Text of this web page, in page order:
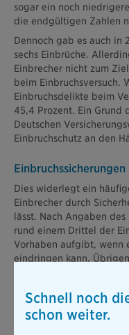
sogar ein noch
die endgültigen Zahlen
Dennoch gab es auch in
sechs Einbrüche.
Einbrecher nicht zum
beim Einbruchsversuch.
Einbruchsdelikte beim
45,4 Prozent. Ein Grund
Deutschen
Einbruchschutz an den
Dies widerlegt ein
Einbrecher durch
lässt. Nach Angaben
rund einem Drittel der
Vorhaben aufgibt, wenn
eindringen kann.
abschreckende
statistisch erwiesen.
Schnell noch
schon weiter.